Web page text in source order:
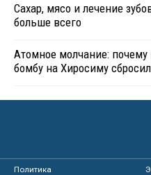
Сахар, мясо и лечение
больше всего
Атомное молчание:
бомбу на Хиросиму
Политика